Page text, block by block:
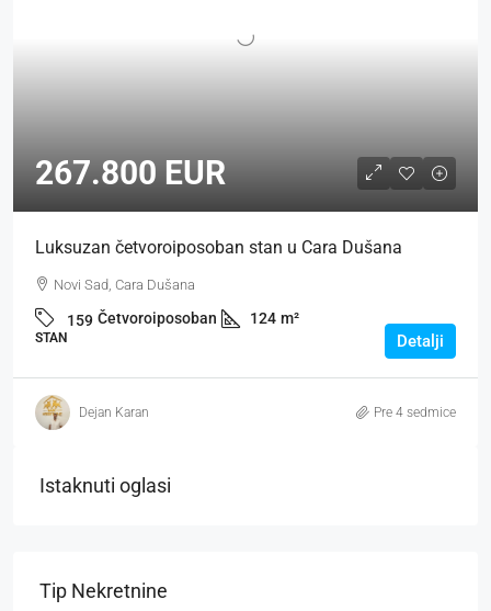
267.800 EUR
Luksuzan četvoroiposoban stan u Cara Dušana
Novi Sad, Cara Dušana
159 Četvoroiposoban 124 m²
STAN Detalji
Dejan Karan Pre 4 sedmice
Istaknuti oglasi
Tip Nekretnine